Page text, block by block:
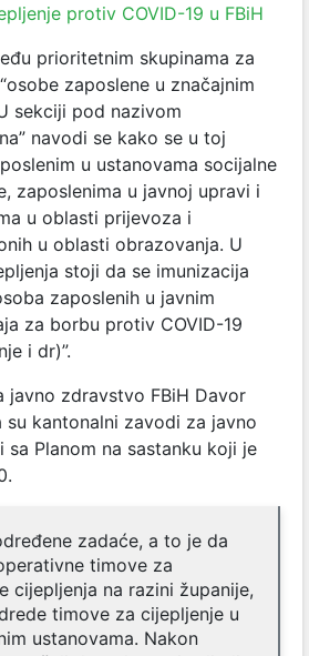
protiv COVID-19 u FBiH
prioritetnim skupinama za
zaposlene u značajnim
sekciji pod nazivom
navodi se kako se u toj
u ustanovama socijalne
zaposlenima u javnoj upravi i
u oblasti prijevoza i
u oblasti obrazovanja. U
stoji da se imunizacija
zaposlenih u javnim
za borbu protiv COVID-19
i dr)”.
javno zdravstvo FBiH Davor
su kantonalni zavodi za javno
Planom na sastanku koji je
zadaće, a to je da
timove za
cijepljenja na razini županije,
timove za cijepljenje u
ustanovama. Nakon